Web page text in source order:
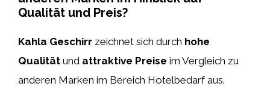
Qualität und Preis?
Kahla Geschirr zeichnet sich durch hohe
Qualität und attraktive Preise im Vergleich zu
anderen Marken im Bereich Hotelbedarf aus.